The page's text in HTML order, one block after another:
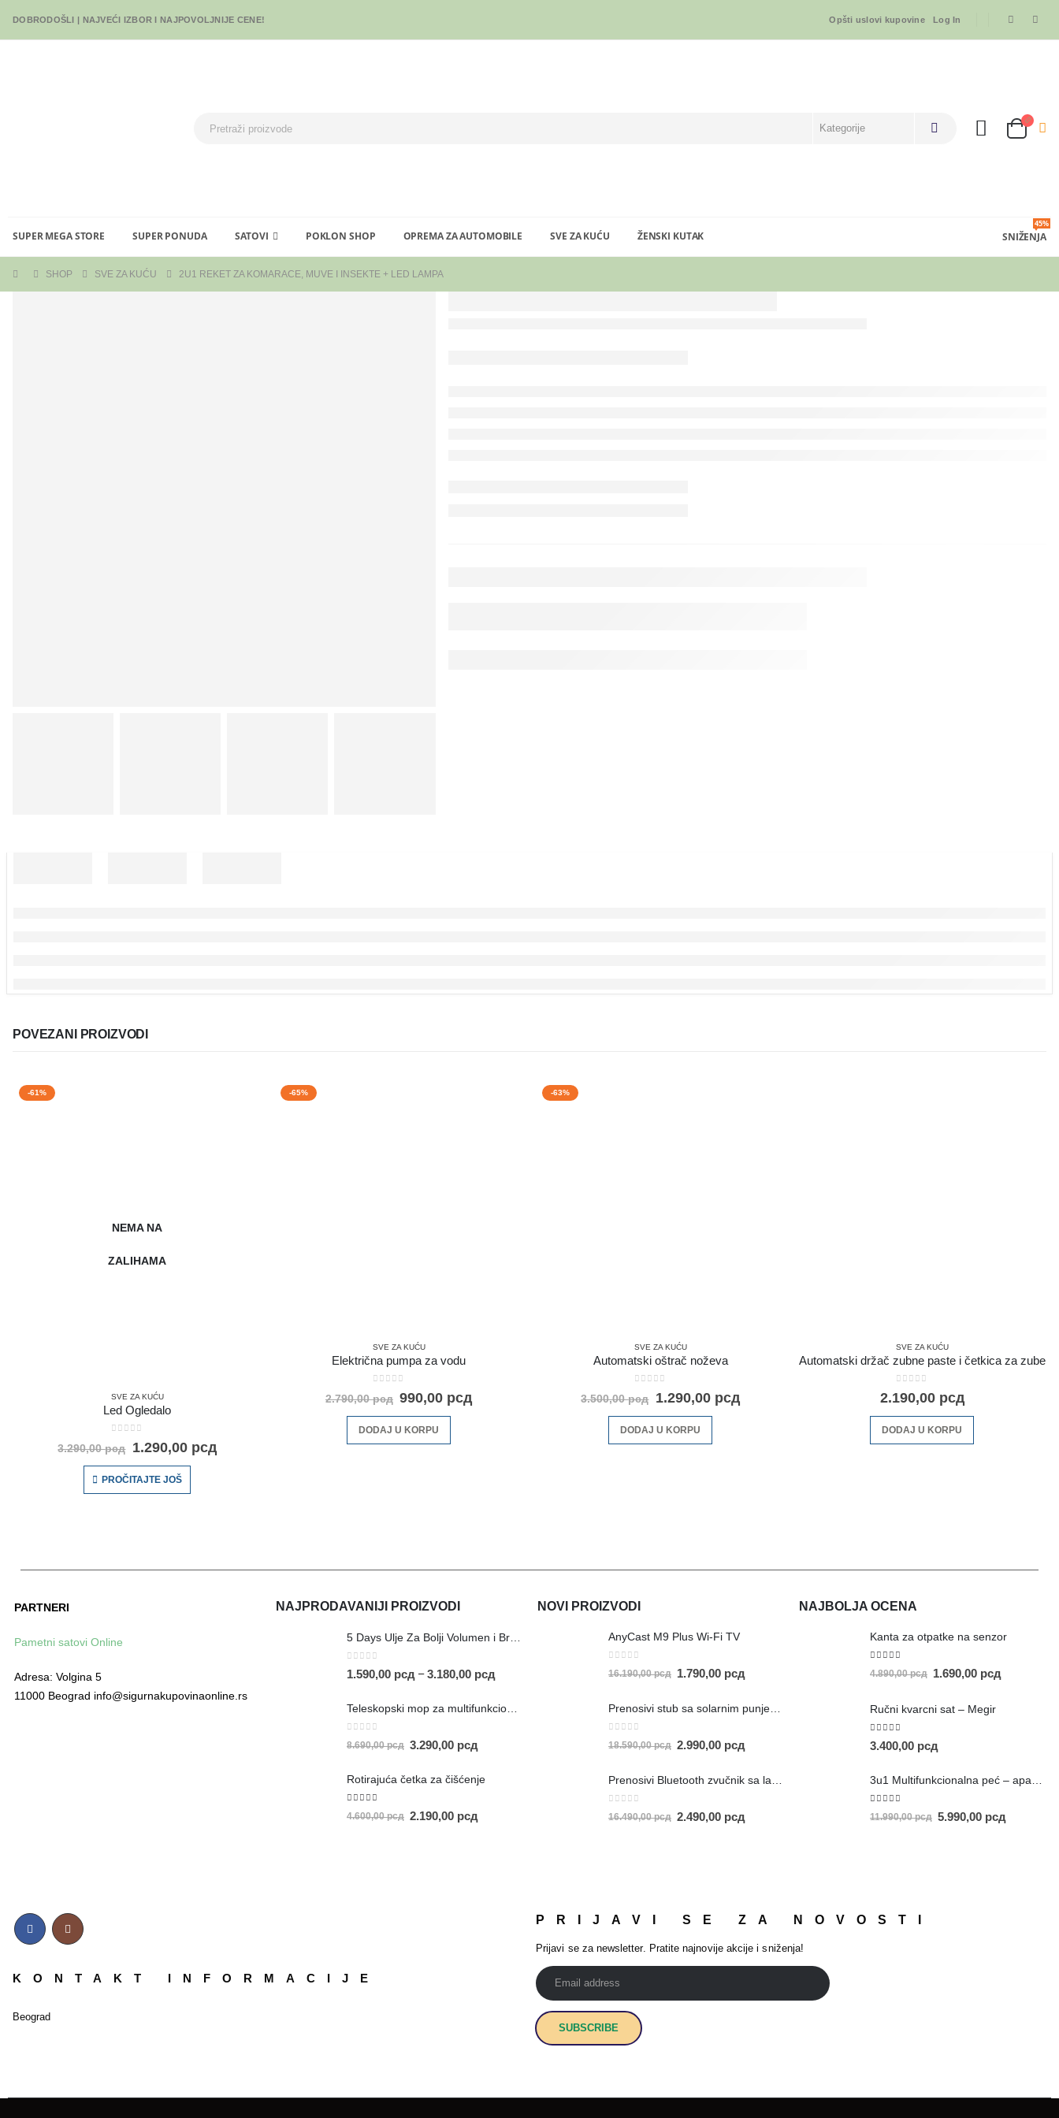
DOBRODOŠLI | NAJVEĆI IZBOR I NAJPOVOLJNIJE CENE! Opšti uslovi kupovine Log In
SUPER MEGA STORE SUPER PONUDA SATOVI POKLON SHOP OPREMA ZA AUTOMOBILE SVE ZA KUĆU ŽENSKI KUTAK SNIŽENJA
45%
SHOP SVE ZA KUĆU 2U1 REKET ZA KOMARACE, MUVE I INSEKTE + LED LAMPA
POVEZANI PROIZVODI
-61%
NEMA NA
ZALIHAMA
SVE ZA KUĆU
Led Ogledalo
3.290,00рсд 1.290,00 рсд
PROČITAJTE JOŠ
-65%
SVE ZA KUĆU
Električna pumpa za vodu
out of 5
2.790,00рсд 990,00 рсд
DODAJ U KORPU
-63%
SVE ZA KUĆU
Automatski oštrač noževa
out of 5
3.500,00рсд 1.290,00 рсд
DODAJ U KORPU
SVE ZA KUĆU
Automatski držač zubne paste i četkica za zube
0out of 5
2.190,00 рсд
DODAJ U KORPU
PARTNERI
Pametni satovi Online
Adresa: Volgina 5
11000 Beograd info@sigurnakupovinaonline.rs
NAJPRODAVANIJI PROIZVODI
0 out of 5
1.590,00 рсд – 3.180,00 рсд
Teleskopski mop za multifunkcionalno čišćenje
0 out of 5
8.690,00рсд 3.290,00 рсд
Rotirajuća četka za čišćenje
5.00out of 5
4.600,00рсд 2.190,00 рсд
NOVI PROIZVODI
AnyCast M9 Plus Wi-Fi TV
0 out of 5
16.190,00рсд 1.790,00 рсд
Prenosivi stub sa solarnim punjenjem
0 out of 5
18.590,00рсд 2.990,00 рсд
Prenosivi Bluetooth zvučnik sa lampom
0 out of 5
16.490,00рсд 2.490,00 рсд
NAJBOLJA OCENA
Kanta za otpatke na senzor
5.00out of 5
4.890,00рсд 1.690,00 рсд
Ručni kvarcni sat – Megir
5.00out of 5
3.400,00 рсд
3u1 Multifunkcionalna peć – aparat za kafu
5.00out of 5
11.990,00рсд 5.990,00 рсд
KONTAKT INFORMACIJE
Beograd
PRIJAVI SE ZA NOVOSTI
Prijavi se za newsletter. Pratite najnovije akcije i sniženja!